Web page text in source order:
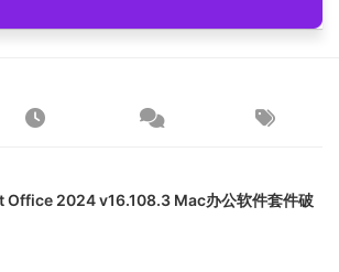
2024 v16.108.3 Mac办公软件套件破